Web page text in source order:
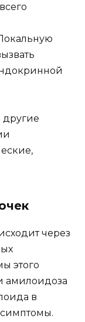
другие
через
этого
амилоидоза
в
симптомы.